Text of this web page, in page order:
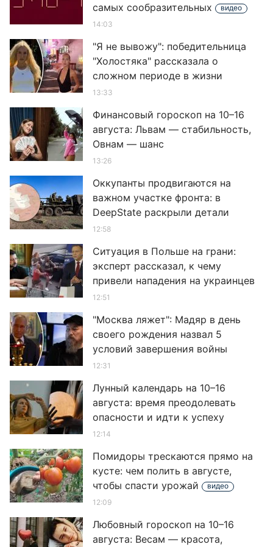
самых сообразительных
видео
14:03
"Я не вывожу": победительница
"Холостяка" рассказала о
сложном периоде в жизни
13:33
Финансовый гороскоп на 10–16
августа: Львам — стабильность,
Овнам — шанс
13:26
Оккупанты продвигаются на
важном участке фронта: в
DeepState раскрыли детали
12:58
Ситуация в Польше на грани:
эксперт рассказал, к чему
привели нападения на украинцев
12:51
"Москва ляжет": Мадяр в день
своего рождения назва л 5
условий завершения войны
12:31
Лунный календарь на 10–16
августа: время преодолевать
опасности и идти к успеху
12:14
Помидоры трескаются прямо на
кусте: чем полить в августе,
чтобы спасти урожай
видео
12:09
Любовный гороскоп на 10–16
августа: Весам — красота,